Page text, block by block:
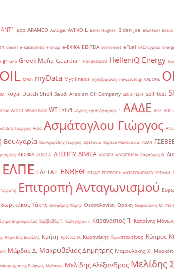
ANT1 app ARAMCO Autogas AVINOIL Baker Hughes Biden Joe BlueFuel Bosch
diesel e-katanalotis e-shop e-ΕΦΚΑ EBITDA Economist eFuel EKO Cyprus
GPS Greek Mafia Guardian Handelsblatt HelleniQ Energy
MWh myData Mytilineos myΘέρμανση newsauto.gr OIL ONE
Royal Dutch Shell Saudi Arabian Oil Company SECU-TECH self-test
tax WOOD World Bank WTI Yiufi «Άγιος Χριστόφορος» ΄1 ΑΑΔΕ ΑΟΖ ΑΠΕ
Γιώργος Ασία Ασμάτογλου Γιώργος
Βουλγαρία Βουλγαρίδης Γιώργος Βρετανία Βόρεια Μακεδονία ΓΕΜΗ
ΔΕΣΦΑ ΔΙ.Μ.Ε.Α. ΔΙΕΠΠΥ ΔΙΜΕΑ ΔΙΥΛΙΣΗ ΔΙΥΛΙΣΤΗΡΙΑ Δαγούμας Θ.
ΕΛΠΕ ΕΛΣΤΑΤ ΕΝΒΕΘ ΕΠΑΝΤ ΕΠΙΤΡΟΠΗ ΑΝΤΑΓΩΝΙΣΜΟΥ ΕΡΓΑΝΗ
Επιτροπή Ανταγωνισμού
Τάκης Θεοχάρης Χάρης Θεσσαλονίκη Θράκη Θωμαδάκης Μ. ΙΝΕ-
Δημοκρατίας Καββαθάς Γ. Καλογήρου Ι. Καρανάσιος Π. Κατρίνης
Κορκίδης Βασίλης Κρήτη Κρίντας Θ. Κυρανάκης Κωνσταντίνος Κύπρος
Μάρδας Δ. Μακρυβέλιος Δημήτρης Μαμουλάκης Χ.
Γιώργος Μεθάνιο Μελίδης Αλέξανδρος Μελίδης